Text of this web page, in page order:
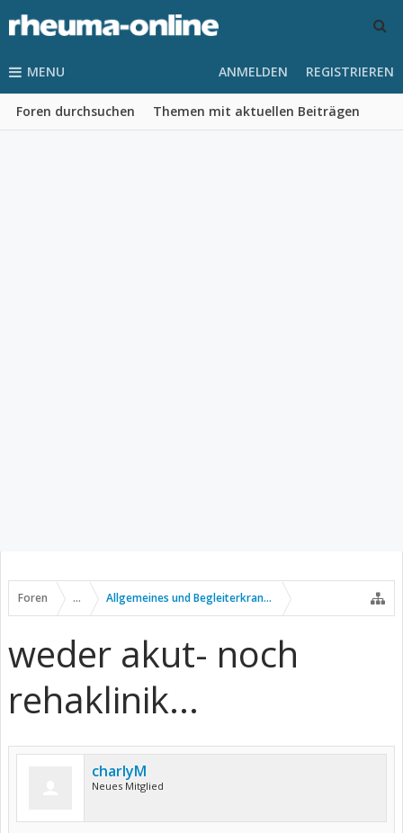
MENU
Foren durchsuchen Themen mit aktuellen Beiträgen
ANMELDEN REGISTRIEREN
Foren ... Allgemeines und Begleiterkrankungen
weder akut- noch
rehaklinik...
charlyM
Neues Mitglied